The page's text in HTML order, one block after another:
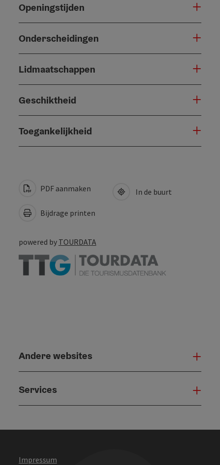
Openingstijden
Onderscheidingen
Lidmaatschappen
Geschiktheid
Toegankelijkheid
PDF aanmaken
Bijdrage printen
In de buurt
powered by TOURDATA
Andere websites
Services
Impressum